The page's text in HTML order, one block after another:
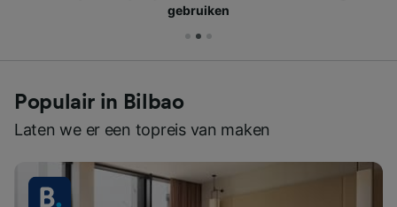
gebruiken
Populair in Bilbao
Laten we er een topreis van maken